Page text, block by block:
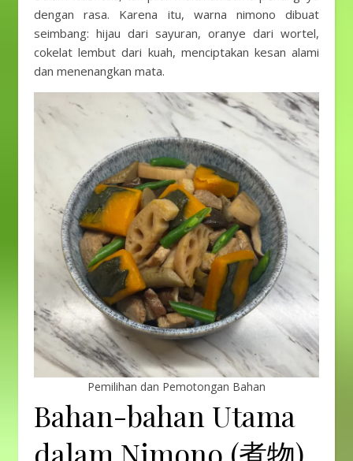
dengan rasa. Karena itu, warna nimono dibuat
seimbang: hijau dari sayuran, oranye dari wortel,
cokelat lembut dari kuah, menciptakan kesan alami
dan menenangkan mata.
Pemilihan dan Pemotongan Bahan
Bahan-bahan Utama
dalam Nimono (煮物)